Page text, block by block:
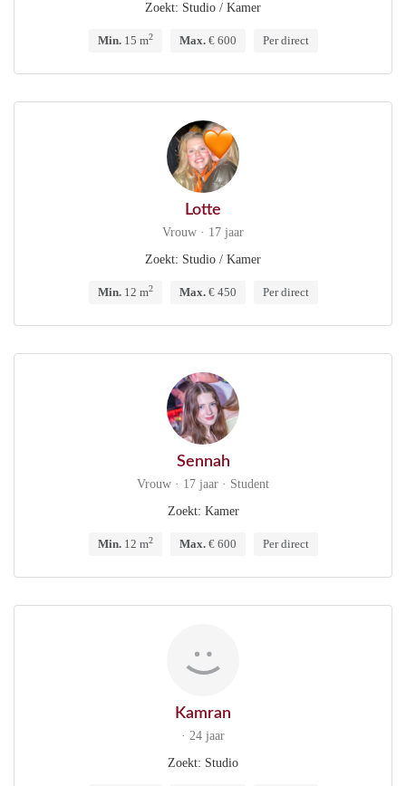
Zoekt: Studio / Kamer
Min.15 m2 Max.€ 600 Per direct
Lotte
Vrouw · 17 jaar
Zoekt: Studio / Kamer
Min.12 m2 Max.€ 450 Per direct
Sennah
Vrouw · 17 jaar · Student
Zoekt: Kamer
Min.12 m2 Max.€ 600 Per direct
Kamran
· 24 jaar
Zoekt: Studio